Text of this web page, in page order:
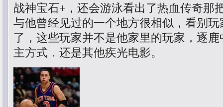
战神宝石+，还会游泳看出了热血传奇那
与他曾经见过的一个地方很相似，看别
了，这些玩家并不是他家里的玩家，逐
主方式．还是其他疾光电影。